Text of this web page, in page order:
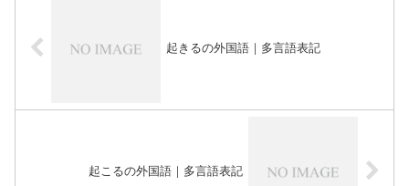
起きるの外国語｜多言語表記
起こるの外国語｜多言語表記